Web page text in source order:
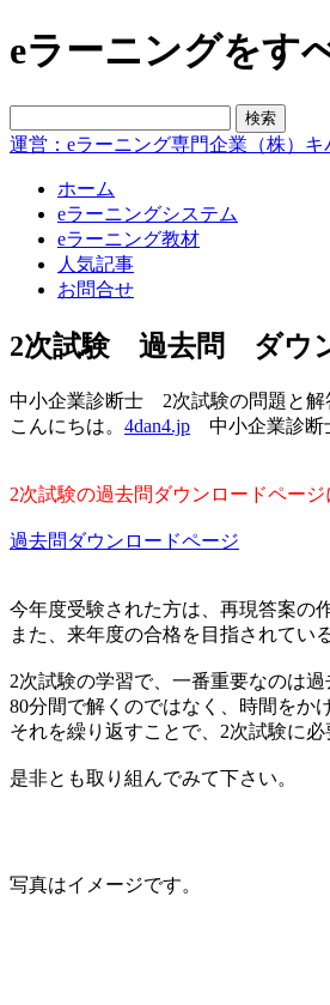
eラーニングをす
運営：eラーニング専門企業（株）
ホーム
eラーニングシステム
eラーニング教材
人気記事
お問合せ
2次試験 過去問 ダウン
中小企業診断士 2次試験の問題と解
こんにちは。 4dan4.jp 中小企業診断
2次試験の過去問ダウンロードペー
過去問ダウンロードページ
今年度受験された方は、再現答案の
また、来年度の合格を目指されてい
2次試験の学習で、一番重要なのは過
80分間で解くのではなく、時間をか
それを繰り返すことで、2次試験に
是非とも取り組んでみて下さい。
写真はイメージです。